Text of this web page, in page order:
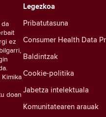
ez
doan
Legezkoa
Pribatutasuna
Consumer Health Data
Baldintzak
Cookie-politika
Jabetza intelektuala
Komunitatearen arauak